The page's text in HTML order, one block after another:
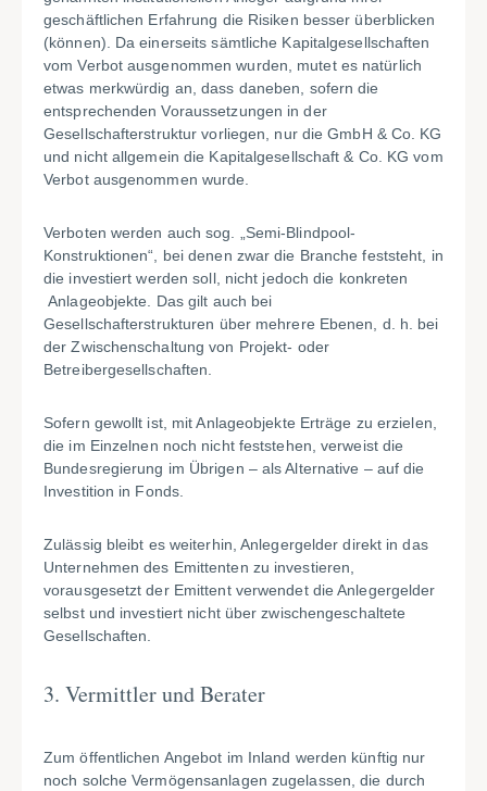
geschäftlichen Erfahrung die Risiken besser überblicken
(können). Da einerseits sämtliche Kapitalgesellschaften
vom Verbot ausgenommen wurden, mutet es natürlich
etwas merkwürdig an, dass daneben, sofern die
entsprechenden Voraussetzungen in der
Gesellschafterstruktur vorliegen, nur die GmbH & Co. KG
und nicht allgemein die Kapitalgesellschaft & Co. KG vom
Verbot ausgenommen wurde.
Verboten werden auch sog. „Semi-Blindpool-
Konstruktionen“, bei denen zwar die Branche feststeht, in
die investiert werden soll, nicht jedoch die konkreten
Anlageobjekte. Das gilt auch bei
Gesellschafterstrukturen über mehrere Ebenen, d. h. bei
der Zwischenschaltung von Projekt- oder
Betreibergesellschaften.
Sofern gewollt ist, mit Anlageobjekte Erträge zu erzielen,
die im Einzelnen noch nicht feststehen, verweist die
Bundesregierung im Übrigen – als Alternative – auf die
Investition in Fonds.
Zulässig bleibt es weiterhin, Anlegergelder direkt in das
Unternehmen des Emittenten zu investieren,
vorausgesetzt der Emittent verwendet die Anlegergelder
selbst und investiert nicht über zwischengeschaltete
Gesellschaften.
3. Vermittler und Berater
Zum öffentlichen Angebot im Inland werden künftig nur
noch solche Vermögensanlagen zugelassen, die durch